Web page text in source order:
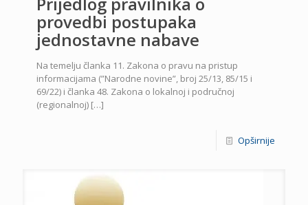
provedbi postupaka
jednostavne nabave
Na temelju članka 11. Zakona o pravu na pristup
informacijama (”Narodne novine”, broj 25/13, 85/15 i
69/22) i članka 48. Zakona o lokalnoj i područnoj
(regionalnoj) […]
Opširnije